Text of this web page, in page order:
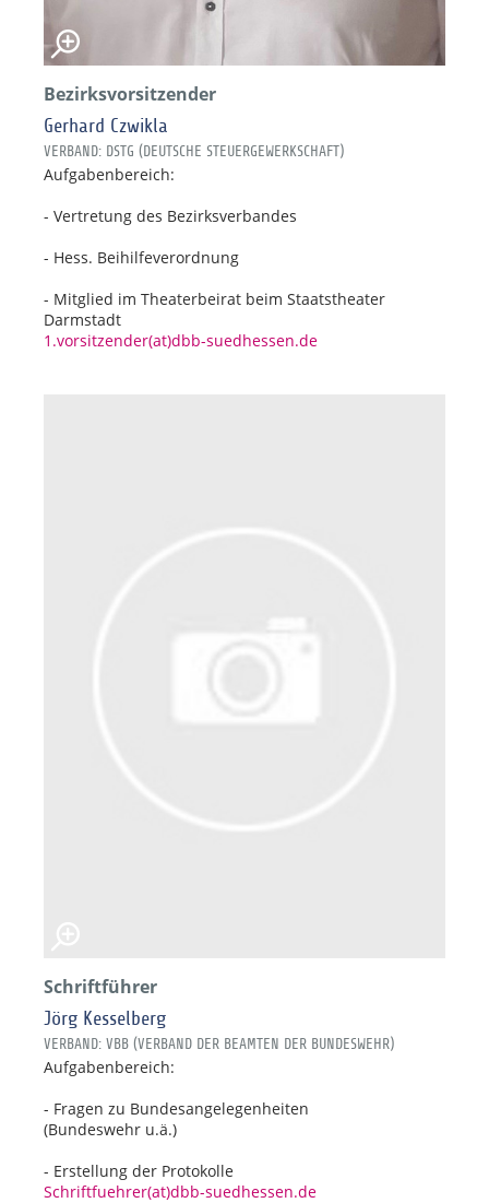
Bezirksvorsitzender
Gerhard Czwikla
VERBAND: DSTG (DEUTSCHE STEUERGEWERKSCHAFT)
Aufgabenbereich:
- Vertretung des Bezirksverbandes
- Hess. Beihilfeverordnung
- Mitglied im Theaterbeirat beim Staatstheater
Darmstadt
1.vorsitzender(at)dbb-suedhessen.de
Schriftführer
Jörg Kesselberg
VERBAND: VBB (VERBAND DER BEAMTEN DER BUNDESWEHR)
Aufgabenbereich:
- Fragen zu Bundesangelegenheiten
(Bundeswehr u.ä.)
- Erstellung der Protokolle
Schriftfuehrer(at)dbb-suedhessen.de